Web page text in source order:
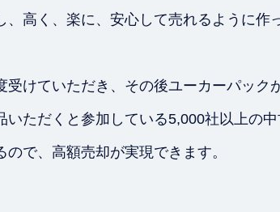
、高く、楽に、安心して売れるように作
けていただき、その後ユーカーパック
いただくと参加している5,000社以上の
で、高額売却が実現できます。